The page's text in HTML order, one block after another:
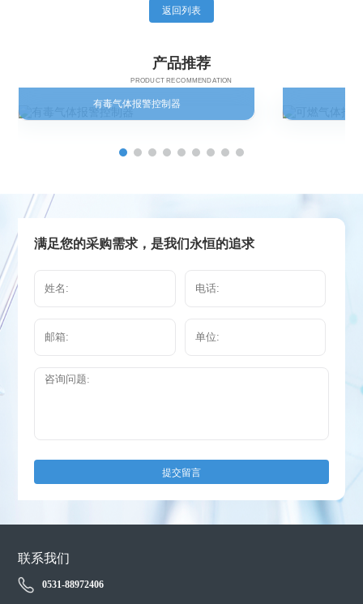
返回列表
产品推荐
PRODUCT RECOMMENDATION
有毒气体报警控制器
满足您的采购需求，是我们永恒的追求
提交留言
联系我们
0531-88972406